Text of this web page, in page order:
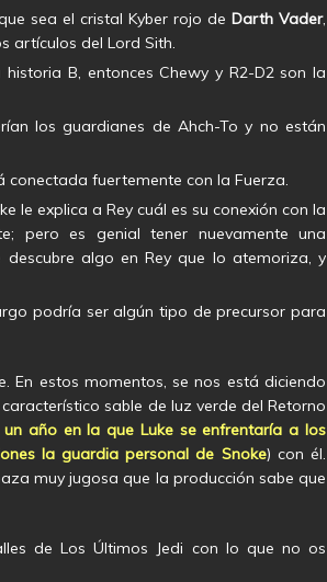
sea el cristal Kyber rojo deDarth Vader,
artículos del Lord Sith.
B, entonces Chewy y R2-D2 son la
los guardianes de Ahch-To y no están
conectada fuertemente con la Fuerza.
le explica a Rey cuál es su conexión con la
pero es genial tener nuevamente una
algo en Rey que lo atemoriza, y
podría ser algún tipo de precursor para
En estos momentos, se nos está diciendo
sable de luz verde del Retorno
año en la que Luke se enfrentaría a los
la guardia personal de Snoke) con él.
muy jugosa que la producción sabe que
de Los Últimos Jedi con lo que no os